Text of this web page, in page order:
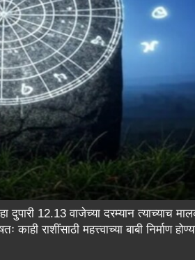
12.13 वाजेच्या दरम्यान त्याच्याच
राशींसाठी महत्त्वाच्या बाबी निर्माण